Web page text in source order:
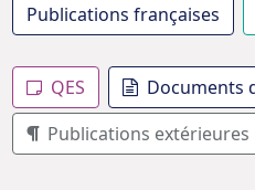
Publications françaises
QES Documents
Publications extérieures